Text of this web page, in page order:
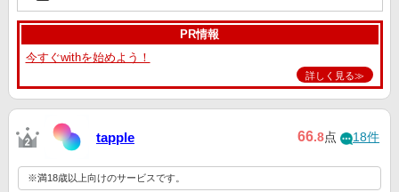
PR情報
今すぐwithを始めよう！
詳しく見る≫
tapple 66.8点 18件
※満18歳以上向けのサービスです。